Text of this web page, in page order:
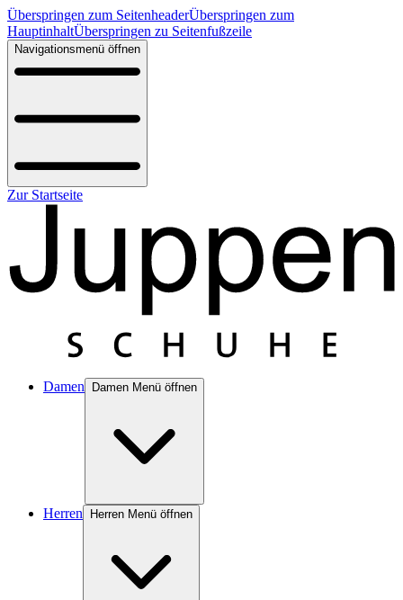
Überspringen zum SeitenheaderÜberspringen zum
HauptinhaltÜberspringen zu Seitenfußzeile
Navigationsmenü öffnen
Zur Startseite
Damen Damen Menü öffnen
Herren Herren Menü öffnen